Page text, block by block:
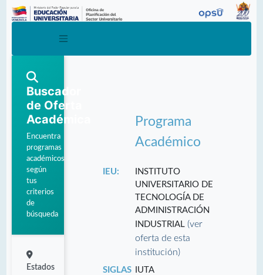
Buscador
de Oferta
Académica
Encuentra
programas
académicos
según
tus
criterios
de
búsqueda
Estados
Programa
Académico
IEU:
INSTITUTO
UNIVERSITARIO DE
TECNOLOGÍA DE
ADMINISTRACIÓN
INDUSTRIAL(ver
oferta de esta
institución)
SIGLAS
IUTA